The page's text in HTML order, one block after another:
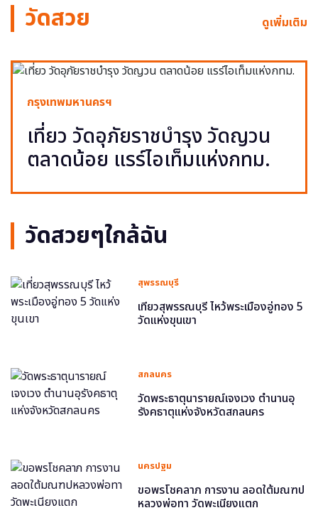
วัดสวย ดูเพิ่มเติม
กรุงเทพมหานครฯ
เที่ยว วัดอุภัยราชบำรุง วัดญวน
ตลาดน้อย แรร์ไอเท็มแห่งกทม.
วัดสวยๆใกล้ฉัน
สุพรรณบุรี
เที่ยวสุพรรณบุรี ไหว้พระเมืองอู่ทอง 5
วัดแห่งขุนเขา
สกลนคร
วัดพระธาตุนารายณ์เจงเวง ตำนานอุ
รังคธาตุแห่งจังหวัดสกลนคร
นครปฐม
ขอพรโชคลาภ การงาน ลอดใต้มณฑป
หลวงพ่อทา วัดพะเนียงแตก